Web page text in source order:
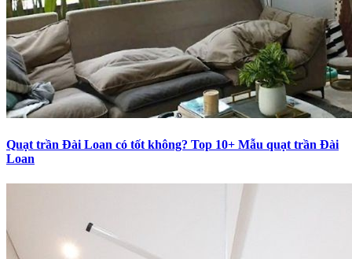
Quạt trần Đài Loan có tốt không? Top 10+ Mẫu quạt trần Đài
Loan